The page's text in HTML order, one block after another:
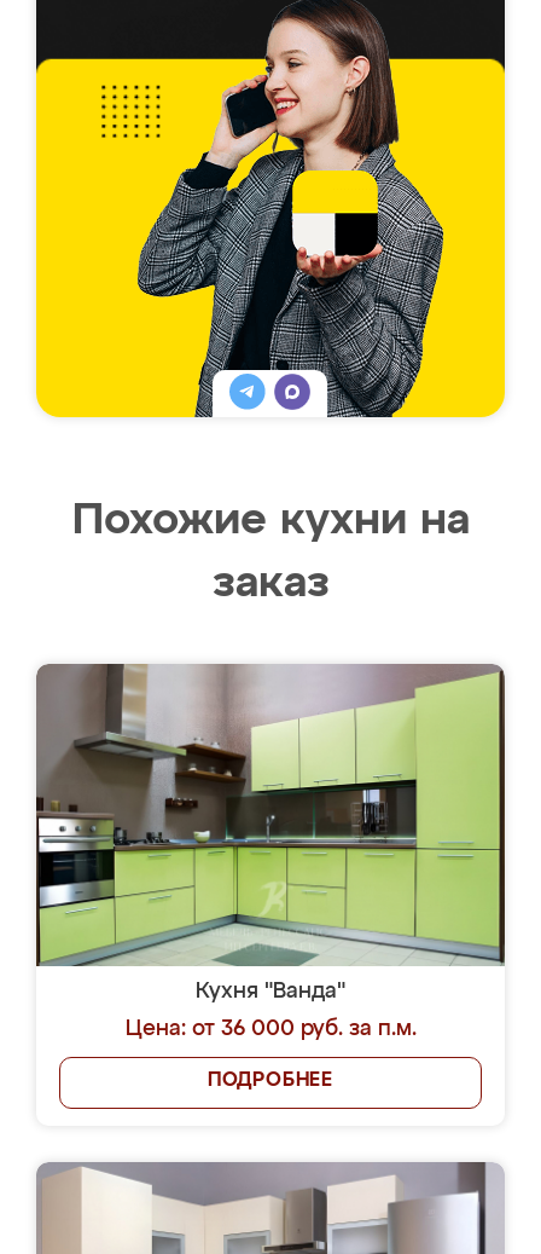
Похожие кухни на
заказ
Кухня "Ванда"
Цена: от 36 000 руб. за п.м.
ПОДРОБНЕЕ